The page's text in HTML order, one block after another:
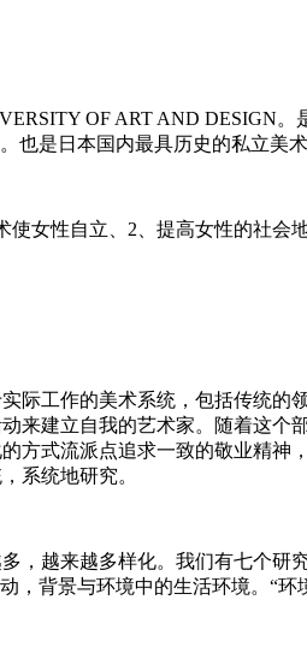
OF ART AND DESIGN
也是日本国内最具历史的私立美术
女性自立、2、提高女性的社会
际工作的美术系统，包括传统的
来建立自我的艺术家。随着这
方式流派点追求一致的敬业精
系统地研究。
，越来越多样化。我们有七个
，背景与环境中的生活环境。“